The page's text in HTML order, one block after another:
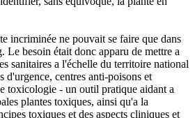
incriminée ne pouvait se faire que dans
Le besoin était donc apparu de mettre a
sanitaires a l'échelle du territoire national
d'urgence, centres anti-poisons et
toxicologie - un outil pratique aidant a
plantes toxiques, ainsi qu'a la
toxiques et des aspects cliniques et